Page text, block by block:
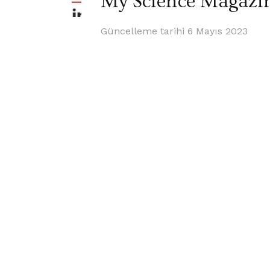
Güncelleme tarihi 6 Mayıs 2023